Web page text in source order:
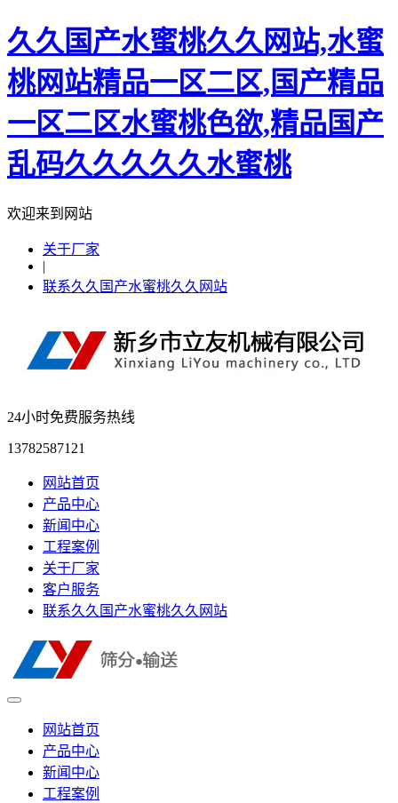
久久国产水蜜桃久久网站,水蜜
桃网站精品一区二区,国产精品
一区二区水蜜桃色欲,精品国产
乱码久久久久久水蜜桃
欢迎来到网站
关于厂家
|
联系久久国产水蜜桃久久网站
24小时免费服务热线
13782587121
网站首页
产品中心
新闻中心
工程案例
关于厂家
客户服务
联系久久国产水蜜桃久久网站
网站首页
产品中心
新闻中心
工程案例